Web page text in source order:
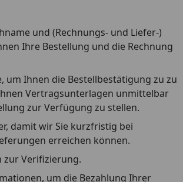
und (Rechnungs- und Liefer-)
Ihre Bestellung und die Rechnung
um Ihnen die Bestellbestätigung zu zu
Vertragsunterlagen unmittelbar
zur Verfügung zu stellen.
damit wir Sie kurzfristig bei
erreichen können.
zur Verifizierung.
um die Bezahlung Ihrer